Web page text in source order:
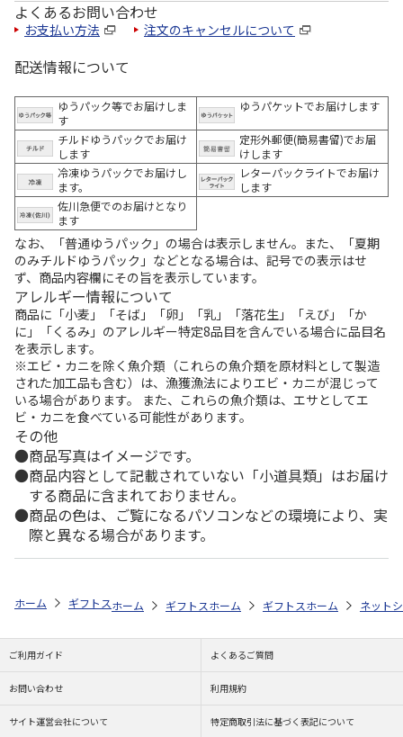
よくあるお問い合わせ
お支払い方法 注文のキャンセルについて
配送情報について
ゆうパック等でお届けしま
す
ゆうパケットでお届けします
チルドゆうパックでお届け
します
定形外郵便(簡易書留)でお届
けします
冷凍ゆうパックでお届けし
ます。
レターパックライトでお届け
します
佐川急便でのお届けとなり
ます
なお、「普通ゆうパック」の場合は表示しません。また、「夏期
のみチルドゆうパック」などとなる場合は、記号での表示はせ
ず、商品内容欄にその旨を表示しています。
アレルギー情報について
商品に「小麦」「そば」「卵」「乳」「落花生」「えび」「か
に」「くるみ」のアレルギー特定8品目を含んでいる場合に品目名
を表示します。
※エビ・カニを除く魚介類（これらの魚介類を原材料として製造
された加工品も含む）は、漁獲漁法によりエビ・カニが混じって
いる場合があります。 また、これらの魚介類は、エサとしてエ
ビ・カニを食べている可能性があります。
その他
商品写真はイメージです。
商品内容として記載されていない「小道具類」はお届け
する商品に含まれておりません。
商品の色は、ご覧になるパソコンなどの環境により、実
際と異なる場合があります。
ホーム ギフトストア お中元・夏ギフト特集 2026 おすすめ ご当地
ホーム ギフトストア お中元・夏ギフト特集 2026
ホーム ギフトストア お中元・
ホーム ネット
ご利用ガイド よくあるご質問
お問い合わせ 利用規約
サイト運営会社について 特定商取引法に基づく表記について